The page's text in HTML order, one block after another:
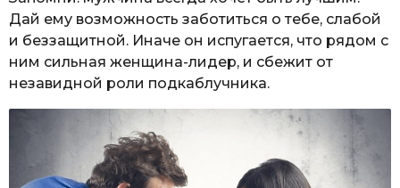
Дай ему возможность заботиться о тебе, слабой
и беззащитной. Иначе он испугается, что рядом с
ним сильная женщина-лидер, и сбежит от
незавидной роли подкаблучника.